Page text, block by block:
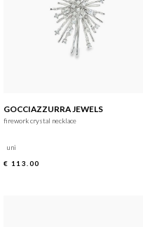
GOCCIAZZURRA JEWELS
firework crystal necklace
uni
€ 113.00